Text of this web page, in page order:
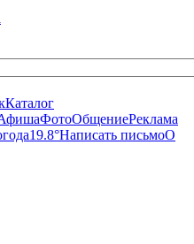
Каталог
ФотоОбщениеРеклама
19.8°Написать письмоО